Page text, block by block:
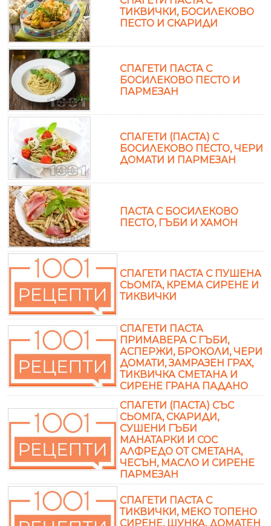
ТИКВИЧКИ, БОСИЛЕКОВО
ПЕСТО И СКАРИДИ
СПАГЕТИ ПАСТА С
БОСИЛЕКОВО ПЕСТО И
ПАРМЕЗАН
СПАГЕТИ (ПАСТА) С
БОСИЛЕКОВО ПЕСТО, ЧЕРИ
ДОМАТИ И ПАРМЕЗАН
ПАСТА С БОСИЛЕКОВО
ПЕСТО, ГЪБИ И ХАМОН
СПАГЕТИ ПАСТА С ПУШЕНА
СЬОМГА, КРЕМА СИРЕНЕ И
ТИКВИЧКИ
СПАГЕТИ ПАСТА
ПРИМАВЕРА С ГЪБИ,
АСПЕРЖИ, БРОКОЛИ, ЧЕРИ
ДОМАТИ, ЗАМРАЗЕН ГРАХ,
ТИКВИЧКА СМЕТАНА И
СИРЕНЕ ГРАНА ПАДАНО
СПАГЕТИ (ПАСТА) СЪС
СЬОМГА, СКАРИДИ,
СУШЕНИ ГЪБИ
МАНАТАРКИ И СОС
АЛФРЕДО ОТ СМЕТАНА,
ЧЕСЪН, МАСЛО И СИРЕНЕ
ПАРМЕЗАН
СПАГЕТИ ПАСТА С
ТИКВИЧКИ, МЕКО ТОПЕНО
СИРЕНЕ, ШУНКА, ДОМАТЕН